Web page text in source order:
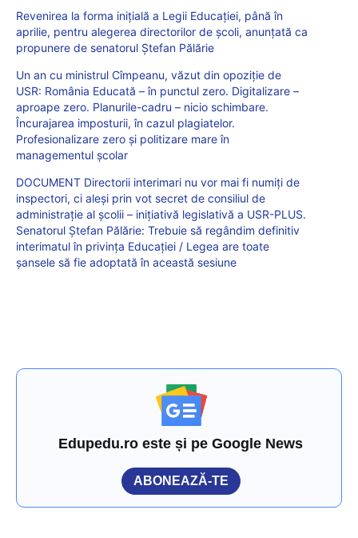
Revenirea la forma inițială a Legii Educației, până în
aprilie, pentru alegerea directorilor de școli, anunțată ca
propunere de senatorul Ștefan Pălărie
Un an cu ministrul Cîmpeanu, văzut din opoziție de
USR: România Educată – în punctul zero. Digitalizare –
aproape zero. Planurile-cadru – nicio schimbare.
Încurajarea imposturii, în cazul plagiatelor.
Profesionalizare zero și politizare mare în
managementul școlar
DOCUMENT Directorii interimari nu vor mai fi numiți de
inspectori, ci aleși prin vot secret de consiliul de
administrație al școlii – inițiativă legislativă a USR-PLUS.
Senatorul Ștefan Pălărie: Trebuie să regândim definitiv
interimatul în privința Educației / Legea are toate
șansele să fie adoptată în această sesiune
Edupedu.ro este și pe Google News
ABONEAZĂ-TE